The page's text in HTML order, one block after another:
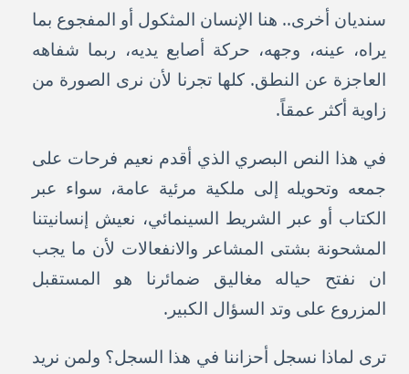
سنديان أخرى.. هنا الإنسان المثكول أو المفجوع بما
يراه، عينه، وجهه، حركة أصابع يديه، ربما شفاهه
العاجزة عن النطق. كلها تجرنا لأن نرى الصورة من
زاوية أكثر عمقاً.
في هذا النص البصري الذي أقدم نعيم فرحات على
جمعه وتحويله إلى ملكية مرئية عامة، سواء عبر
الكتاب أو عبر الشريط السينمائي، نعيش إنسانيتنا
المشحونة بشتى المشاعر والانفعالات لأن ما يجب
ان نفتح حياله مغاليق ضمائرنا هو المستقبل
المزروع على وتد السؤال الكبير.
ترى لماذا نسجل أحزاننا في هذا السجل؟ ولمن نريد